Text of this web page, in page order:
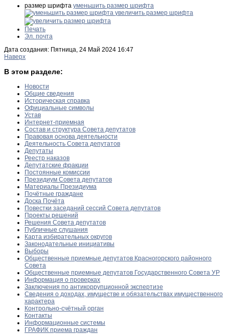
размер шрифта уменьшить размер шрифта
увеличить размер шрифта
Печать
Эл. почта
Дата создания: Пятница, 24 Май 2024 16:47
Наверх
В этом разделе:
Новости
Общие сведения
Историческая справка
Официальные символы
Устав
Интернет-приемная
Состав и структура Совета депутатов
Правовая основа деятельности
Деятельность Совета депутатов
Депутаты
Реестр наказов
Депутатские фракции
Постоянные комиссии
Президиум Совета депутатов
Материалы Президиума
Почётные граждане
Доска Почёта
Повестки заседаний сессий Совета депутатов
Проекты решений
Решения Совета депутатов
Публичные слушания
Карта избирательных округов
Законодательные инициативы
Выборы
Общественные приемные депутатов Красногорского районного
Совета
Общественные приемные депутатов Государственного Совета УР
Информация о проверках
Заключения по антикоррупционной экспертизе
Сведения о доходах, имуществе и обязательствах имущественного
характера
Контрольно-счётный орган
Контакты
Информационные системы
ГРАФИК приема граждан